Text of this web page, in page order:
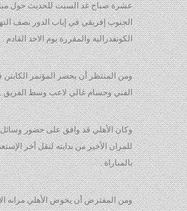
عشرة صباح غد السبت للحديث حول مباراة
الجنوب إفريقي في إياب الدور نصف النهائي
الكونفدرالية والمقررة يوم الاحد القادم .
ومن المنتظر أن يحضر المؤتمر الكابتن
الفني وحسام غالي لاعب وسط الفريق .
وكان الأهلي قد وافق على حضور وسائل
للمران الأخير من بدايته لنقل أخر
بالمباراة .
ومن المفترض أن يخوض الأهلي مرانه